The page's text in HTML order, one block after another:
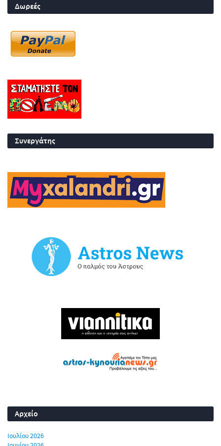
Δωρεές
Συνεργάτης
Αρχείο
Ιουλίου 2026